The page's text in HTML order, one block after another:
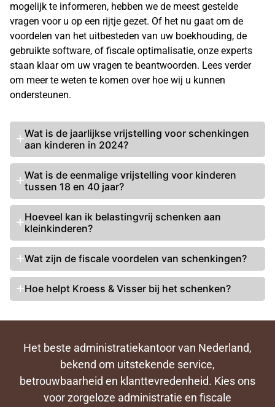
mogelijk te informeren, hebben we de meest gestelde
vragen voor u op een rijtje gezet. Of het nu gaat om de
voordelen van het uitbesteden van uw boekhouding, de
gebruikte software, of fiscale optimalisatie, onze experts
staan klaar om uw vragen te beantwoorden. Lees verder
om meer te weten te komen over hoe wij u kunnen
ondersteunen.
Wat is de jaarlijkse vrijstelling voor schenkingen
aan kinderen in 2024?
Wat is de eenmalige vrijstelling voor kinderen
tussen 18 en 40 jaar?
Hoeveel kan ik belastingvrij schenken aan
kleinkinderen?
Wat zijn de fiscale voordelen van schenkingen?
Hoe helpt Kroess & Visser bij het schenken?
Het beste administratiekantoor van Nederland,
bekend om uitstekende service,
betrouwbaarheid en klanttevredenheid. Kies ons
voor zorgeloze administratie en fiscale